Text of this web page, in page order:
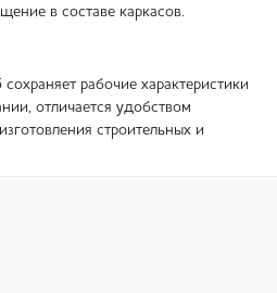
в составе каркасов.
рабочие характеристики
отличается удобством
строительных и